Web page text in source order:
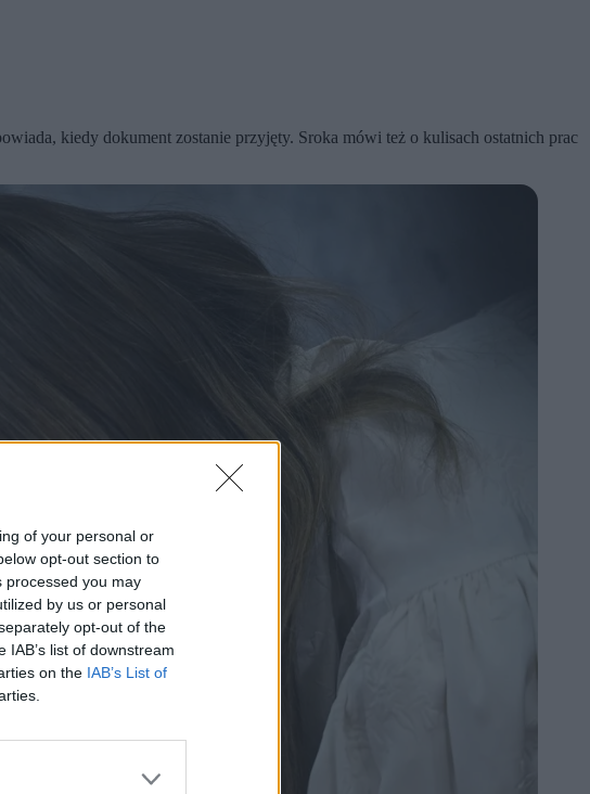
of your personal or
opt-out section to
processed you may
by us or personal
opt-out of the
list of downstream
on the IAB’s List of
kiedy dokument zostanie przyjęty. Sroka mówi też o kulisach ostatnich prac